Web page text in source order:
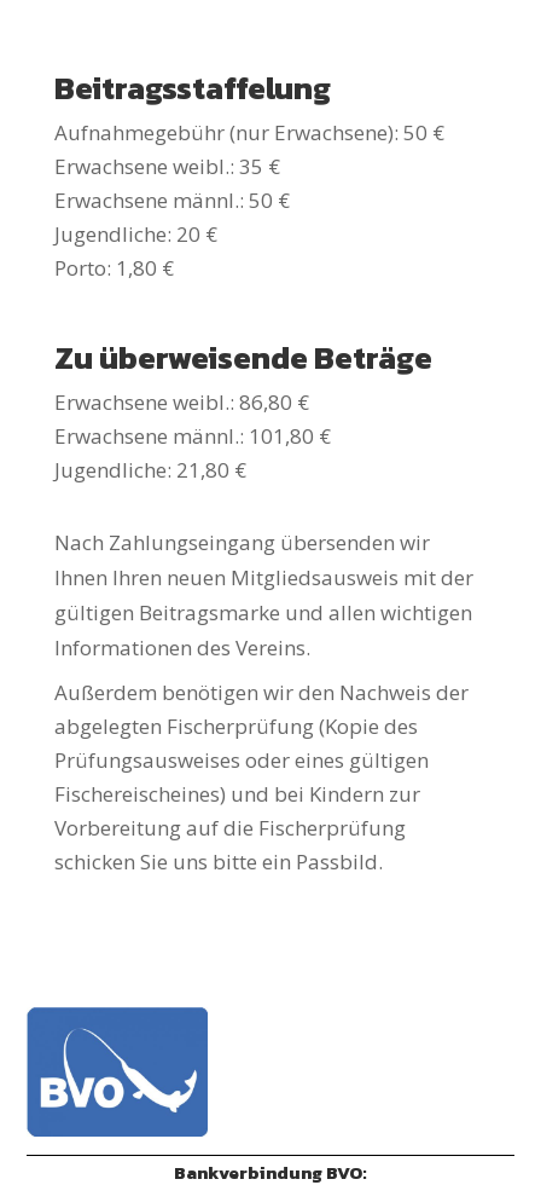
Beitragsstaffelung
Aufnahmegebühr (nur Erwachsene): 50 €
Erwachsene weibl.: 35 €
Erwachsene männl.: 50 €
Jugendliche: 20 €
Porto: 1,80 €
Zu überweisende Beträge
Erwachsene weibl.: 86,80 €
Erwachsene männl.: 101,80 €
Jugendliche: 21,80 €
Nach Zahlungseingang übersenden wir
Ihnen Ihren neuen Mitgliedsausweis mit der
gültigen Beitragsmarke und allen wichtigen
Informationen des Vereins.
Außerdem benötigen wir den Nachweis der
abgelegten Fischerprüfung (Kopie des
Prüfungsausweises oder eines gültigen
Fischereischeines) und bei Kindern zur
Vorbereitung auf die Fischerprüfung
schicken Sie uns bitte ein Passbild.
Bankverbindung BVO: